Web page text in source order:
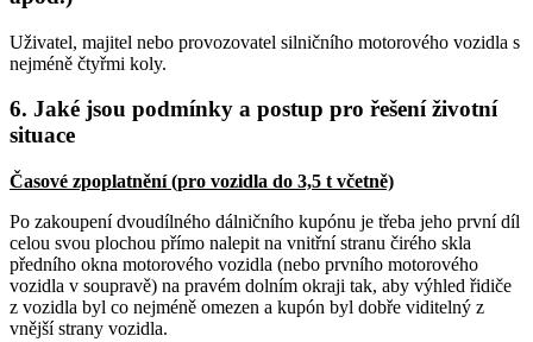
Uživatel, majitel nebo provozovatel silničního motorového vozidla s
nejméně čtyřmi koly.
6. Jaké jsou podmínky a postup pro řešení životní
situace
Časové zpoplatnění (pro vozidla do 3,5 t včetně)
Po zakoupení dvoudílného dálničního kupónu je třeba jeho první díl
celou svou plochou přímo nalepit na vnitřní stranu čirého skla
předního okna motorového vozidla (nebo prvního motorového
vozidla v soupravě) na pravém dolním okraji tak, aby výhled řidiče
z vozidla byl co nejméně omezen a kupón byl dobře viditelný z
vnější strany vozidla.